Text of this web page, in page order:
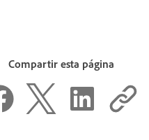
Compartir esta página